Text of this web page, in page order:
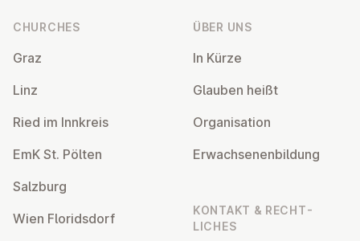
CHURCHES
Graz
Linz
Ried im Innkreis
EmK St. Pölten
Salzburg
Wien Flor­idsdorf
ÜBER UNS
In Kürze
Glauben heißt
Or­gan­isa­tion
Er­wach­sen­en­bildung
KONTAKT & RECHT­
LICHES